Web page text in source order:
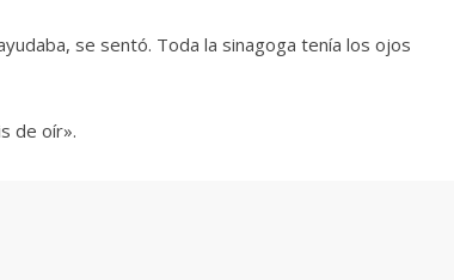
se sentó. Toda la sinagoga tenía los ojos
de oír».